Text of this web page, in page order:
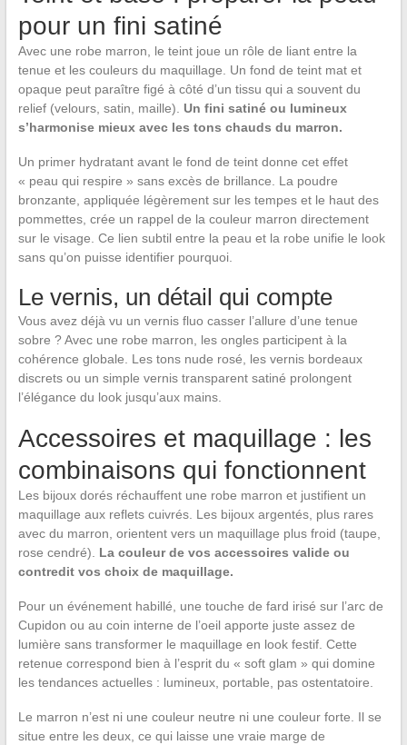
pour un fini satiné
Avec une robe marron, le teint joue un rôle de liant entre la
tenue et les couleurs du maquillage. Un fond de teint mat et
opaque peut paraître figé à côté d’un tissu qui a souvent du
relief (velours, satin, maille). Un fini satiné ou lumineux
s’harmonise mieux avec les tons chauds du marron.
Un primer hydratant avant le fond de teint donne cet effet
« peau qui respire » sans excès de brillance. La poudre
bronzante, appliquée légèrement sur les tempes et le haut des
pommettes, crée un rappel de la couleur marron directement
sur le visage. Ce lien subtil entre la peau et la robe unifie le look
sans qu’on puisse identifier pourquoi.
Le vernis, un détail qui compte
Vous avez déjà vu un vernis fluo casser l’allure d’une tenue
sobre ? Avec une robe marron, les ongles participent à la
cohérence globale. Les tons nude rosé, les vernis bordeaux
discrets ou un simple vernis transparent satiné prolongent
l’élégance du look jusqu’aux mains.
Accessoires et maquillage : les
combinaisons qui fonctionnent
Les bijoux dorés réchauffent une robe marron et justifient un
maquillage aux reflets cuivrés. Les bijoux argentés, plus rares
avec du marron, orientent vers un maquillage plus froid (taupe,
rose cendré). La couleur de vos accessoires valide ou
contredit vos choix de maquillage.
Pour un événement habillé, une touche de fard irisé sur l’arc de
Cupidon ou au coin interne de l’oeil apporte juste assez de
lumière sans transformer le maquillage en look festif. Cette
retenue correspond bien à l’esprit du « soft glam » qui domine
les tendances actuelles : lumineux, portable, pas ostentatoire.
Le marron n’est ni une couleur neutre ni une couleur forte. Il se
situe entre les deux, ce qui laisse une vraie marge de